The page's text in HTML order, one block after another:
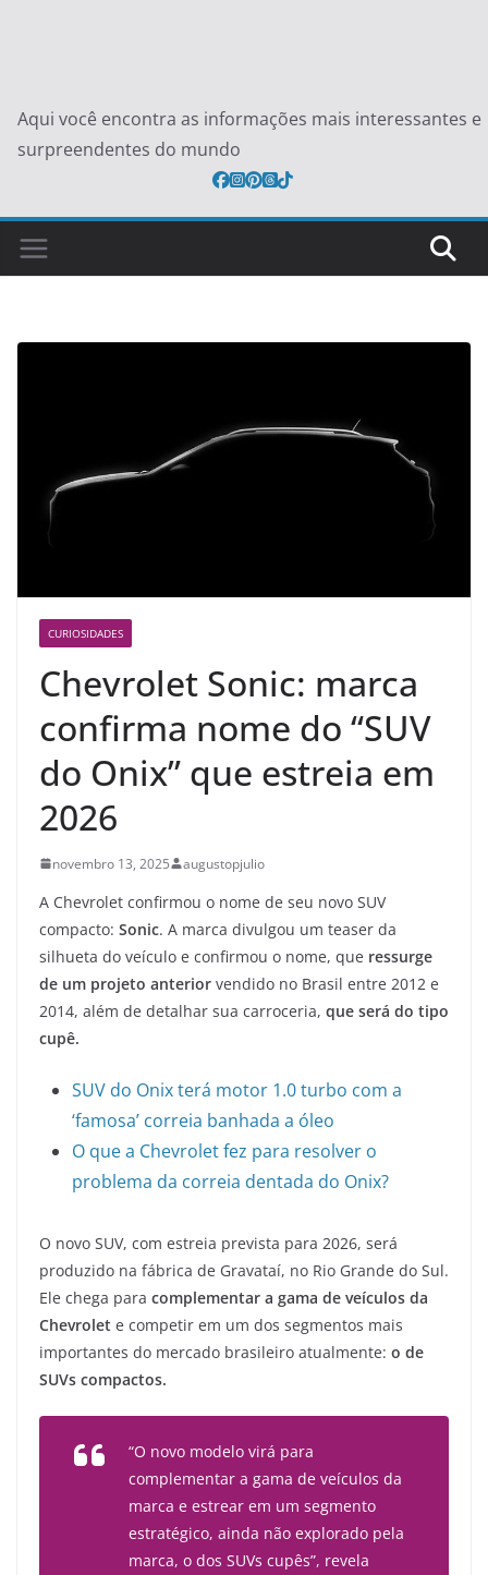
Aqui você encontra as informações mais interessantes e
surpreendentes do mundo
CURIOSIDADES
Chevrolet Sonic: marca
confirma nome do “SUV
do Onix” que estreia em
2026
novembro 13, 2025 augustopjulio
A Chevrolet confirmou o nome de seu novo SUV
compacto: Sonic. A marca divulgou um teaser da
silhueta do veículo e confirmou o nome, que ressurge
de um projeto anterior vendido no Brasil entre 2012 e
2014, além de detalhar sua carroceria, que será do tipo
cupê.
SUV do Onix terá motor 1.0 turbo com a
‘famosa’ correia banhada a óleo
O que a Chevrolet fez para resolver o
problema da correia dentada do Onix?
O novo SUV, com estreia prevista para 2026, será
produzido na fábrica de Gravataí, no Rio Grande do Sul.
Ele chega para complementar a gama de veículos da
Chevrolet e competir em um dos segmentos mais
importantes do mercado brasileiro atualmente: o de
SUVs compactos.
“O novo modelo virá para
complementar a gama de veículos da
marca e estrear em um segmento
estratégico, ainda não explorado pela
marca, o dos SUVs cupês”, revela